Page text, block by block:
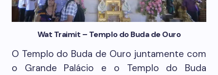
Wat Traimit – Templo do Buda de Ouro
O Templo do Buda de Ouro juntamente com
o Grande Palácio e o Templo do Buda